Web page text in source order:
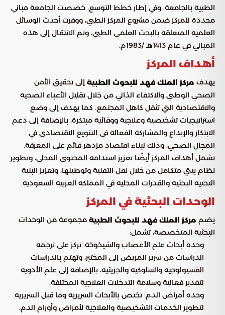
الطبية بالجامعة. وفي إطار خطط التوسع، خصصت الجامعة مباني
محددة للمركز ضمن مشروع المركز الطبي، ووفرت أحدث الوسائل
العلمية المتعلقة بالبحث العلمي الطبي، وتم الانتقال إلى هذه
المباني في عام 1413هـ /1983م.
أهداف المركز
يهدف مركز الملك فهد للبحوث الطبية إلى تحقيق الأمن
الصحي الوطني والاكتفاء الذاتي من خلال تقليل الأعباء الصحية
والاقتصادية التي تثقل كاهل المجتمع. كما يهدف إلى وضع
استراتيجيات تشخيصية وعلاجية ووقائية مبتكرة، بالإضافة إلى دعم
الابتكار والإبداع والمشاركة الفعالة في التنويع الاقتصادي في
المجال الصحي، وذلك لبناء اقتصاد مزدهر قائم على المعرفة.
تشمل أهداف المركز أيضًا تعزيز استدامة المحتوى المحلي، وتطوير
نظام بيئي متكامل من خلال نقل التقنية وتوطينها، وتعزيز البنية
التحتية البحثية والقدرات المحلية في المملكة العربية السعودية.
الوحدات البحثية في المركز
يضم مركز الملك فهد للبحوث الطبية مجموعة من الوحدات
البحثية المتخصصة، تشمل:
وحدة أبحاث علم الأعصاب والشيخوخة: تركز على ترجمة
الدراسات من سرير المريض إلى المختبر، وتهتم بالدراسات
الفسيولوجية والسلوكية والجزيئية، بالإضافة إلى علم الأدوية
لتقدير فعالية وسلامة التدخلات العلاجية المختلفة.
وحدة أمراض الدم: تختص بالأبحاث السريرية وما قبل السريرية
لتطوير الخدمات التشخيصية والعلاجية لأمراض وأورام الدم،